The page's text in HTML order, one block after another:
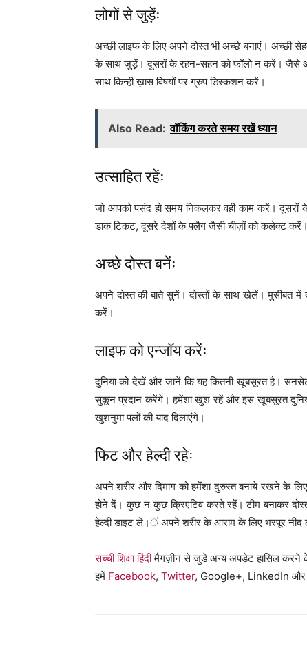
लोगों से जुड़ेंः
अच्छी लाइफ के लिए अपने दोस्त भी अच्छे बनाएं। अच्छी
के साथ जुड़ें। दूसरों के रहन-सहन को फॉलो न करें। जैसे
साथ किन्ही ख़ास विषयों पर ग्रुप डिस्कशन करें।
Also Read: वॉकिंग करते समय रखें ध्यान
उत्साहित रहेंः
जो आपको पसंद हो समय निकलकर वही काम करें।
डाक टिकट, दूसरे देशों के फ्लैग जैसी चीज़ों को कलेक्ट
अच्छे दोस्त बनेंः
अपने दोस्त की बाते सुनें। दोस्तों के साथ खेलें। मुसीबत में
करें।
लाइफ को एन्जॉय करेंः
दुनिया को देखें और जानें कि यह कितनी खूबसूरत है।
सुकून प्रदान करेंगे। हमेंशा खुश रहें और इस खूबसूरत
खुशनुमा पलों की याद दिलाएंगे।
फिट और हेल्दी रहेः
अपने शरीर और दिमाग को हमेंशा दुरुस्त बनाये रखने के
होने दें। कुछ न कुछ क्रिएटिव करते रहें। टीम बनाकर
हेल्दी डाइट ले।ं अपने शरीर के आराम के लिए भरपूर नींद
सच्ची शिक्षा हिंदीमैगज़ीन से जुडे अन्य अपडेट हासिल करने
हमें Facebook, Twitter, Google+, LinkedIn और